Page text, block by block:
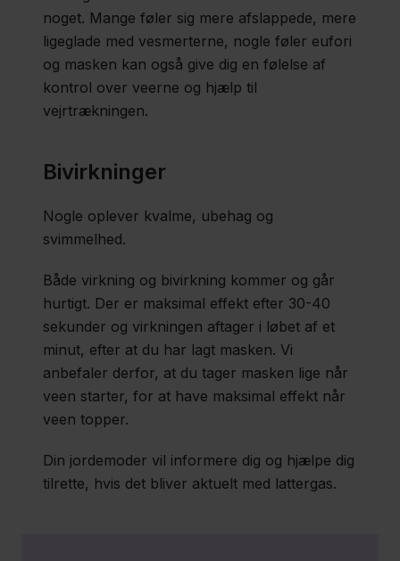
Varmeomslag,
varmt vand og
badekar
Akupunktur og
og hvile​
Region
Sjælland
Nyheder
Fagfolk
Om
noget. Mange føler sig mere afslappede, mere
ligeglade med vesmerterne, nogle føler eufori
og masken kan også give dig en følelse af
kontrol over veerne og hjælp til
vejrtrækningen.
Bivirkninger
Nogle oplever kvalme, ubehag og
svimmelhed.
Både virkning og bivirkning kommer og går
hurtigt. Der er maksimal effekt efter 30-40
sekunder og virkningen aftager i løbet af et
minut, efter at du har lagt masken. Vi
anbefaler derfor, at du tager masken lige når
veen starter, for at have maksimal effekt når
veen topper.
Din jordemoder vil informere dig og hjælpe dig
tilrette, hvis det bliver aktuelt med lattergas.